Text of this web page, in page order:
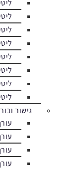
גישור